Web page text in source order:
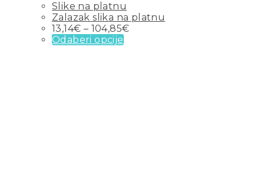
Slike na platnu
Zalazak slika na platnu
13,14€ – 104,85€
Odaberi opcije